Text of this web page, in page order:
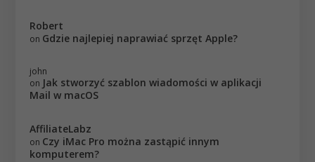
Robert
on Gdzie najlepiej naprawiać sprzęt Apple?
john
on Jak stworzyć szablon wiadomości w aplikacji
Mail w macOS
AffiliateLabz
on Czy iMac Pro można zastąpić innym
komputerem?